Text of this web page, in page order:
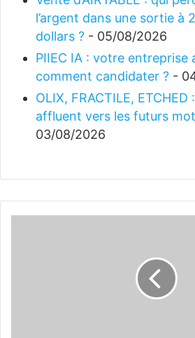
l’argent dans une sortie à
dollars ? - 05/08/2026
PIIEC IA : votre
comment candidater ? -
OLIX, FRACTILE, ETCHED
affluent vers les futurs
03/08/2026